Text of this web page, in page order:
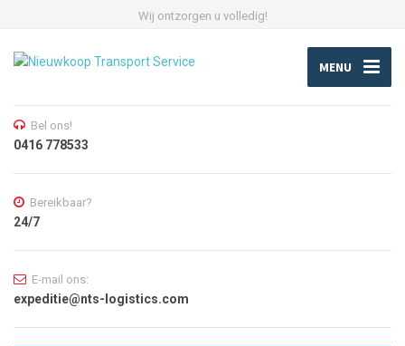
Wij ontzorgen u volledig!
MENU
Bel ons!
0416 778533
Bereikbaar?
24/7
E-mail ons:
expeditie@nts-logistics.com